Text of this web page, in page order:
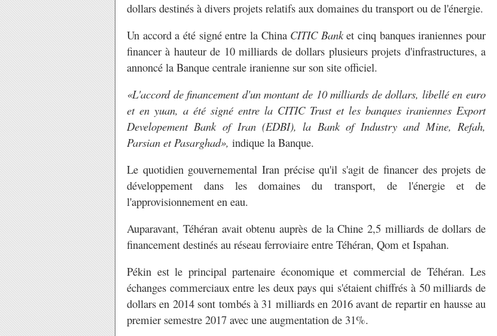
dollars destinés à divers projets relatifs aux domaines du transport ou de l'énergie.
Un accord a été signé entre la China CITIC Banket cinq banques iraniennes pour
financer à hauteur de 10 milliards de dollars plusieurs projets d'infrastructures, a
annoncé la Banque centrale iranienne sur son site officiel.
«L'accord de financement d'un montant de 10 milliards de dollars, libellé en euro
et en yuan, a été signé entre la CITIC Trust et les banques iraniennes Export
Developement Bank of Iran (EDBI), la Bank of Industry and Mine, Refah,
Parsian et Pasarghad», indique la Banque.
Le quotidien gouvernemental Iran précise qu'il s'agit de financer des projets de
développement dans les domaines du transport, de l'énergie et de
l'approvisionnement en eau.
Auparavant, Téhéran avait obtenu auprès de la Chine 2,5 milliards de dollars de
financement destinés au réseau ferroviaire entre Téhéran, Qom et Ispahan.
Pékin est le principal partenaire économique et commercial de Téhéran. Les
échanges commerciaux entre les deux pays qui s'étaient chiffrés à 50 milliards de
dollars en 2014 sont tombés à 31 milliards en 2016 avant de repartir en hausse au
premier semestre 2017 avec une augmentation de 31%.